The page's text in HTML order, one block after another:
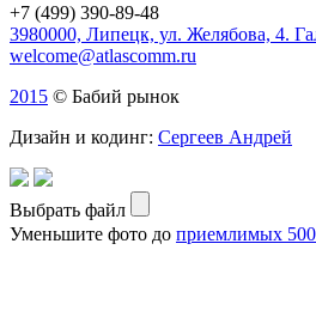
+7 (499) 390-89-48
3980000, Липецк, ул. Желябова, 4.
welcome@atlascomm.ru
2015 © Бабий рынок
Дизайн и кодинг: Сергеев Андрей
Выбрать файл
Уменьшите фото до приемлимых